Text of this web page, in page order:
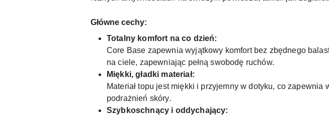
Główne cechy:
Totalny komfort na co dzień:
Core Base zapewnia wyjątkowy komfort bez zbędnego
na ciele, zapewniając pełną swobodę ruchów.
Miękki, gładki materiał:
Materiał topu jest miękki i przyjemny w dotyku, co
podrażnień skóry.
Szybkoschnący i oddychający: